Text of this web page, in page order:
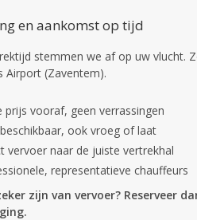
en aankomst op tijd
stemmen we af op uw vlucht.
Airport (Zaventem).
prijs vooraf, geen verrassingen
ook vroeg of laat
vervoer naar de juiste vertrekhal
representatieve chauffeurs
zijn van vervoer? Reserveer